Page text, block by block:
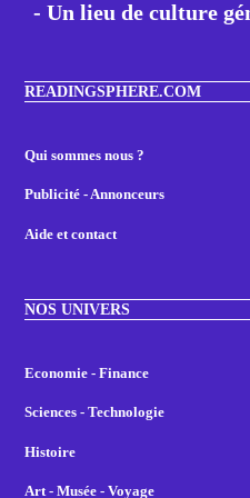
- Un lieu de culture
READINGSPHERE.COM
Qui sommes nous ?
Publicité - Annonceurs
Aide et contact
NOS UNIVERS
Economie - Finance
Sciences - Technologie
Histoire
Art - Musée - Voyage